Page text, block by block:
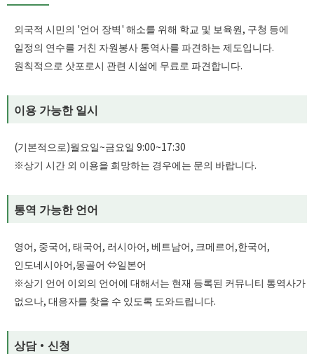
외국적 시민의 '언어 장벽' 해소를 위해 학교 및 보육원, 구청 등에
일정의 연수를 거친 자원봉사 통역사를 파견하는 제도입니다.
원칙적으로 삿포로시 관련 시설에 무료로 파견합니다.
이용 가능한 일시
(기본적으로)월요일~금요일 9:00~17:30
※상기 시간 외 이용을 희망하는 경우에는 문의 바랍니다.
통역 가능한 언어
영어, 중국어, 태국어, 러시아어, 베트남어, 크메르어,한국어,
인도네시아어,몽골어 ⇔일본어
※상기 언어 이외의 언어에 대해서는 현재 등록된 커뮤니티 통역사가
없으나, 대응자를 찾을 수 있도록 도와드립니다.
상담・신청